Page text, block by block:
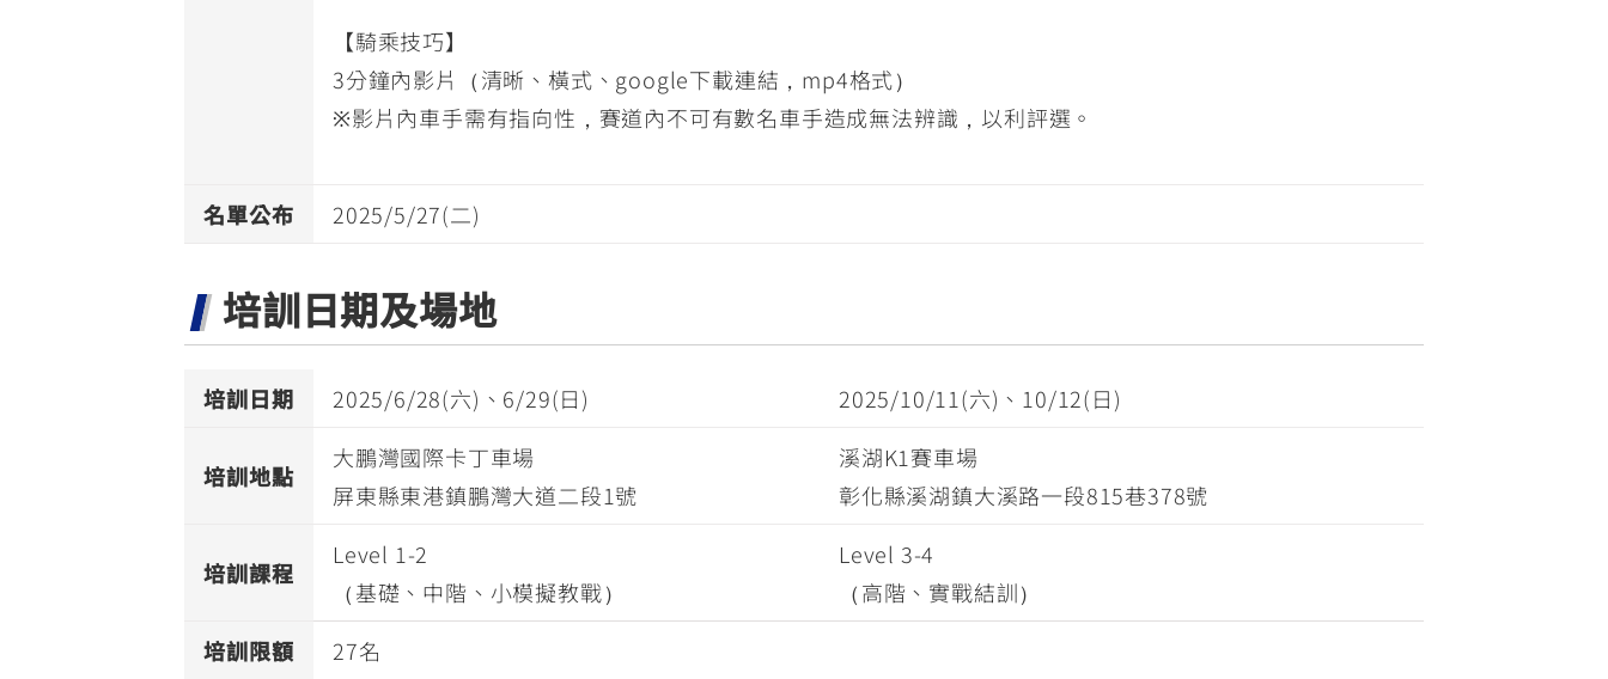
【騎乘技巧】
3分鐘內影片（清晰、橫式、google下載連結，mp4格式）
※影片內車手需有指向性，賽道內不可有數名車手造成無法辨識，以利評選。
名單公布 2025/5/27(二)
培訓日期及場地
培訓日期 2025/6/28(六)、6/29(日) 2025/10/11(六)、10/12(日)
培訓地點
大鵬灣國際卡丁車場
屏東縣東港鎮鵬灣大道二段1號
溪湖K1賽車場
彰化縣溪湖鎮大溪路一段815巷378號
培訓課程
Level 1-2
（基礎、中階、小模擬教戰）
Level 3-4
（高階、實戰結訓）
培訓限額
27名